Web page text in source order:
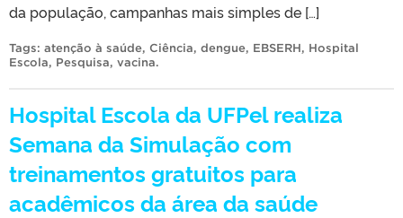
da população, campanhas mais simples de […]
Tags: atenção à saúde, Ciência, dengue, EBSERH, Hospital
Escola, Pesquisa, vacina.
Hospital Escola da UFPel realiza
Semana da Simulação com
treinamentos gratuitos para
acadêmicos da área da saúde